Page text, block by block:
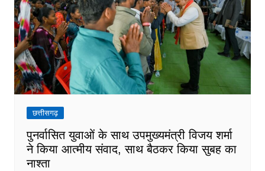
छत्तीसगढ़
पुनर्वासित युवाओं के साथ उपमुख्यमंत्री विजय शर्मा
ने किया आत्मीय संवाद, साथ बैठकर किया सुबह का
नाश्ता